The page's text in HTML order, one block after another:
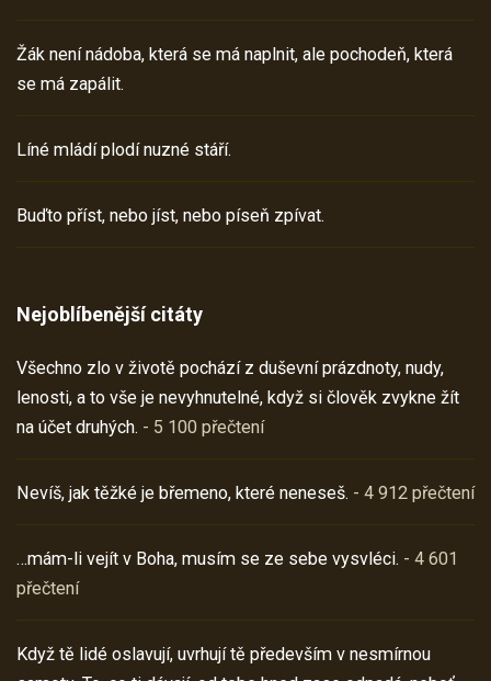
Žák není nádoba, která se má naplnit, ale pochodeň, která
se má zapálit.
Líné mládí plodí nuzné stáří.
Buďto příst, nebo jíst, nebo píseň zpívat.
Nejoblíbenější citáty
Všechno zlo v životě pochází z duševní prázdnoty, nudy,
lenosti, a to vše je nevyhnutelné, když si člověk zvykne žít
na účet druhých. - 5 100 přečtení
Nevíš, jak těžké je břemeno, které neneseš. - 4 912 přečtení
…mám-li vejít v Boha, musím se ze sebe vysvléci. - 4 601
přečtení
Když tě lidé oslavují, uvrhují tě především v nesmírnou